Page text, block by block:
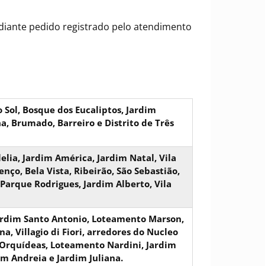
pedido registrado pelo atendimento
Bosque dos Eucaliptos, Jardim
Brumado, Barreiro e Distrito de Três
Jardim América, Jardim Natal, Vila
Bela Vista, Ribeirão, São Sebastião,
Rodrigues, Jardim Alberto, Vila
Santo Antonio, Loteamento Marson,
Villagio di Fiori, arredores do Nucleo
Loteamento Nardini, Jardim
Andreia e Jardim Juliana.